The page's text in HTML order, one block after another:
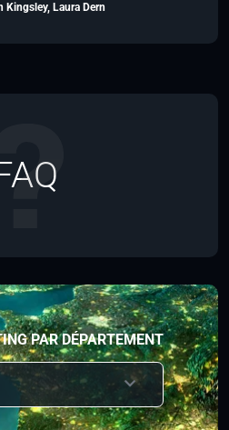
Kingsley, Laura Dern
PAR DÉPARTEMENT